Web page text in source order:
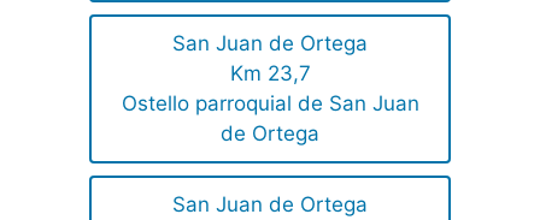
San Juan de Ortega
Km 23,7
Ostello parroquial de San Juan
de Ortega
San Juan de Ortega